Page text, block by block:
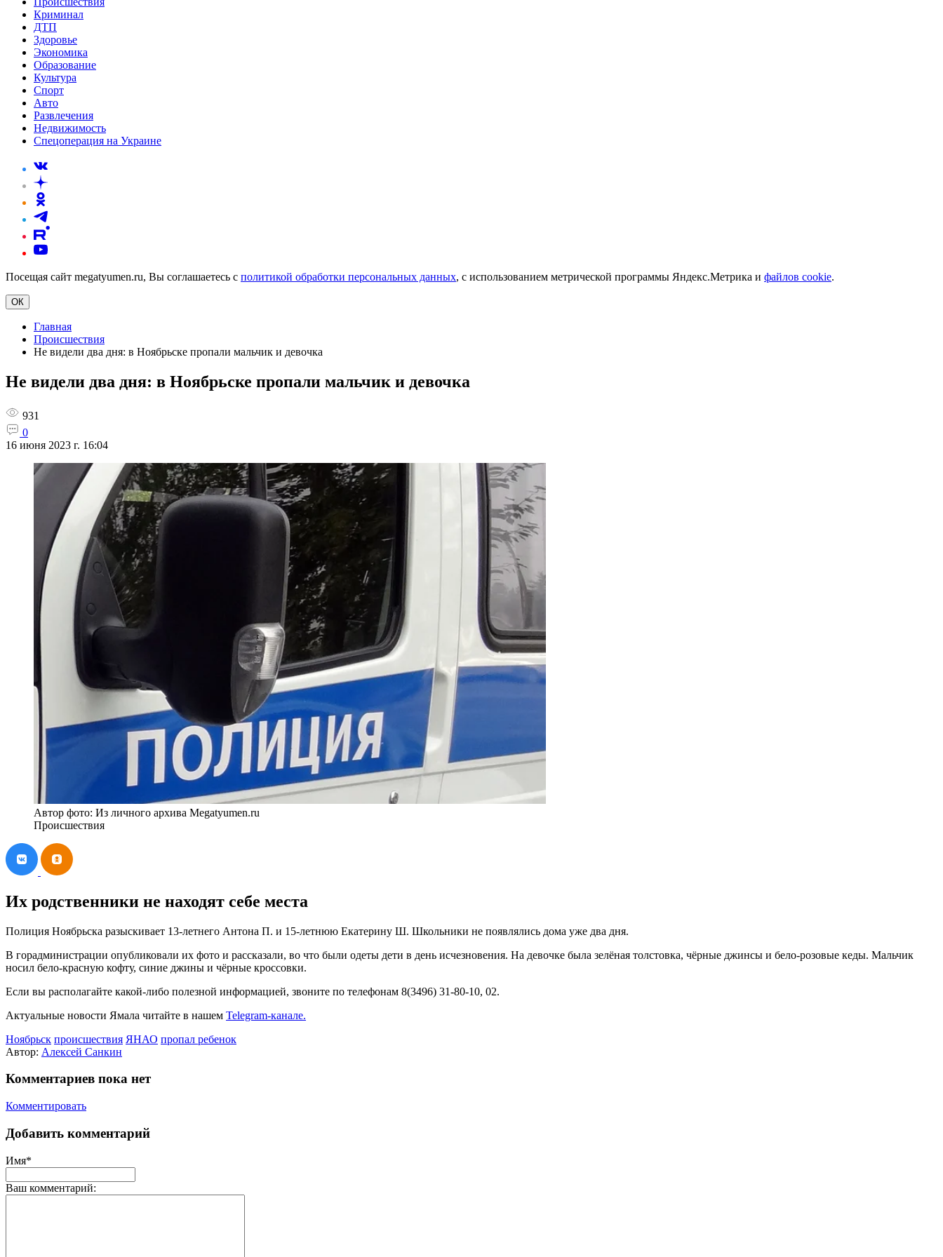
Криминал
ДТП
Здоровье
Экономика
Образование
Культура
Спорт
Авто
Развлечения
Недвижимость
Спецоперация на Украине
Посещая сайт megatyumen.ru, Вы соглашаетесь с политикой обработки персональных данных, с использованием метрической программы Яндекс.Метрика и файлов cookie.
ОК
Главная
Происшествия
Не видели два дня: в Ноябрьске пропали мальчик и девочка
Не видели два дня: в Ноябрьске пропали мальчик и девочка
931
0
16 июня 2023 г. 16:04
Автор фото: Из личного архива Megatyumen.ru
Происшествия
Их родственники не находят себе места
Полиция Ноябрьска разыскивает 13-летнего Антона П. и 15-летнюю Екатерину Ш. Школьники не появлялись дома уже два дня.
В горадминистрации опубликовали их фото и рассказали, во что были одеты дети в день исчезновения. На девочке была зелёная толстовка, чёрные джинсы и бело-розовые кеды. Мальчик
носил бело-красную кофту, синие джины и чёрные кроссовки.
Если вы располагайте какой-либо полезной информацией, звоните по телефонам 8(3496) 31-80-10, 02.
Актуальные новости Ямала читайте в нашем Telegram-канале.
Ноябрьск происшествия ЯНАО пропал ребенок
Автор: Алексей Санкин
Комментариев пока нет
Комментировать
Добавить комментарий
Имя*
Ваш комментарий: